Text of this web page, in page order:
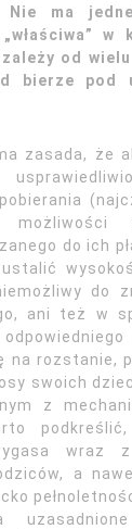
ma
w
od
bierze pod
zasada, że
możliwości
do ich
do
ani też w
na rozstanie,
swoich
z
wraz z
a